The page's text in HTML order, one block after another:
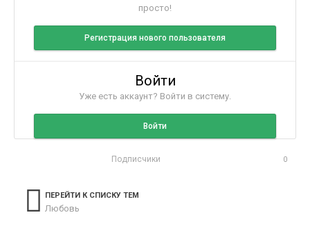
просто!
Регистрация нового пользователя
Войти
Уже есть аккаунт? Войти в систему.
Войти
Подписчики 0
ПЕРЕЙТИ К СПИСКУ ТЕМ
Любовь